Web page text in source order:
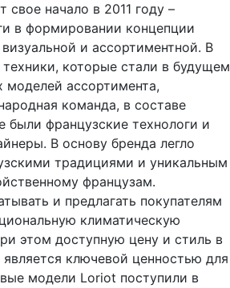
свое начало в 2011 году –
в формировании концепции
и ассортиментной. В
техники, которые стали в будущем
моделей ассортимента,
команда, в составе
были французские технологи и
В основу бренда легло
традициями и уникальным
французам.
и предлагать покупателям
климатическую
этом доступную цену и стиль в
ключевой ценностью для
модели Loriot поступили в